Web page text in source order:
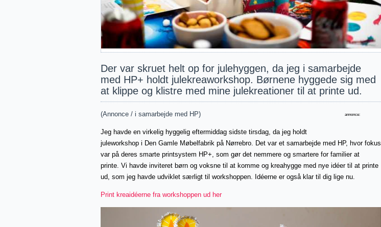
Der var skruet helt op for julehyggen, da jeg i samarbejde
med HP+ holdt julekreaworkshop. Børnene hyggede sig med
at klippe og klistre med mine julekreationer til at printe ud.
annonce:
(Annonce / i samarbejde med HP)
Jeg havde en virkelig hyggelig eftermiddag sidste tirsdag, da jeg holdt
juleworkshop i Den Gamle Møbelfabrik på Nørrebro. Det var et samarbejde med HP, hvor fokus
var på deres smarte printsystem HP+, som gør det nemmere og smartere for familier at
printe. Vi havde inviteret børn og voksne til at komme og kreahygge med nye idéer til at printe
ud, som jeg havde udviklet særligt til workshoppen. Idéerne er også klar til dig lige nu.
Print kreaidéerne fra workshoppen ud her